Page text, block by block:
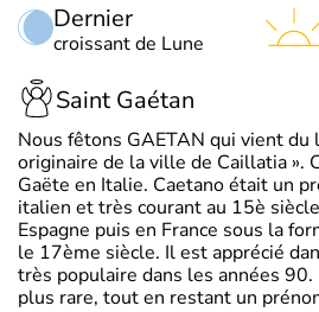
Dernier
croissant de Lune
Saint Gaétan
Nous fêtons GAETAN qui vient du
originaire de la ville de Caillatia ».
Gaëte en Italie. Caetano était un
italien et très courant au 15è
Espagne puis en France sous la
le 17ème siècle. Il est apprécié
très populaire dans les années
plus rare, tout en restant un